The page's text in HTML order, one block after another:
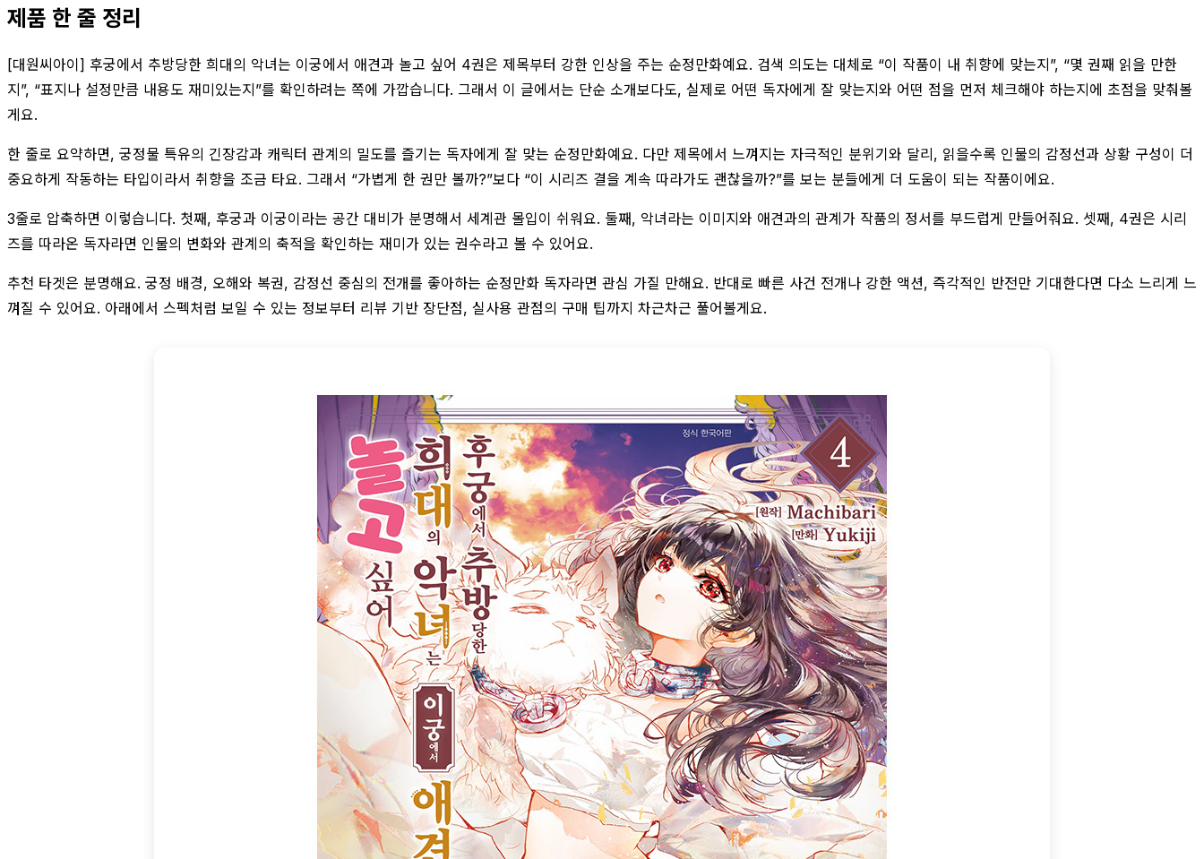
제품 한 줄 정리
[대원씨아이] 후궁에서 추방당한 희대의 악녀는 이궁에서 애견과 놀고 싶어 4권은 제목부터 강한 인상을 주는 순정만화예요. 검색 의도는 대체로 “이 작품이 내 취향에 맞는지”, “몇 권째 읽을 만한
지”, “표지나 설정만큼 내용도 재미있는지”를 확인하려는 쪽에 가깝습니다. 그래서 이 글에서는 단순 소개보다도, 실제로 어떤 독자에게 잘 맞는지와 어떤 점을 먼저 체크해야 하는지에 초점을 맞춰볼
게요.
한 줄로 요약하면, 궁정물 특유의 긴장감과 캐릭터 관계의 밀도를 즐기는 독자에게 잘 맞는 순정만화예요. 다만 제목에서 느껴지는 자극적인 분위기와 달리, 읽을수록 인물의 감정선과 상황 구성이 더
중요하게 작동하는 타입이라서 취향을 조금 타요. 그래서 “가볍게 한 권만 볼까?”보다 “이 시리즈 결을 계속 따라가도 괜찮을까?”를 보는 분들에게 더 도움이 되는 작품이에요.
3줄로 압축하면 이렇습니다. 첫째, 후궁과 이궁이라는 공간 대비가 분명해서 세계관 몰입이 쉬워요. 둘째, 악녀라는 이미지와 애견과의 관계가 작품의 정서를 부드럽게 만들어줘요. 셋째, 4권은 시리
즈를 따라온 독자라면 인물의 변화와 관계의 축적을 확인하는 재미가 있는 권수라고 볼 수 있어요.
추천 타겟은 분명해요. 궁정 배경, 오해와 복권, 감정선 중심의 전개를 좋아하는 순정만화 독자라면 관심 가질 만해요. 반대로 빠른 사건 전개나 강한 액션, 즉각적인 반전만 기대한다면 다소 느리게 느
껴질 수 있어요. 아래에서 스펙처럼 보일 수 있는 정보부터 리뷰 기반 장단점, 실사용 관점의 구매 팁까지 차근차근 풀어볼게요.